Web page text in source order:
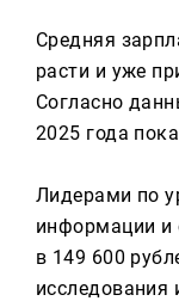
+7 (843) 570−50−00
Средняя
расти и уже
Согласно
2025 года
Лидерами по
информации и
в 149 600
исследования